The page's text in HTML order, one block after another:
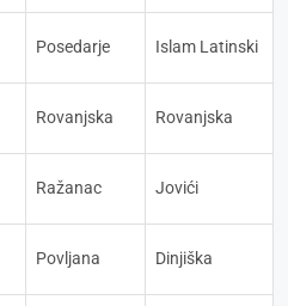
Posedarje Islam Latinski
Rovanjska Rovanjska
Ražanac Jovići
Povljana Dinjiška